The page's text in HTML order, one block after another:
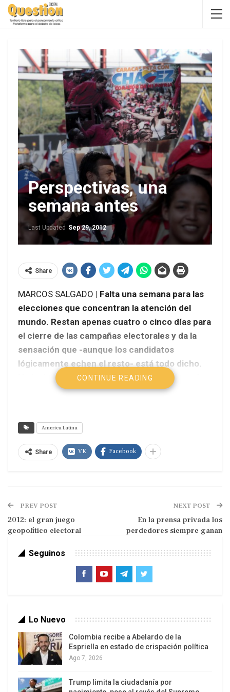
Perspectivas, una
semana antes
Last Updated Sep 29, 2012
Share
MARCOS SALGADO | Falta una semana para las
elecciones que concentran la atención del
mundo. Restan apenas cuatro o cinco días para
el cierre de las campañas electorales y da la
sensación que -aunque los candidatos
lógicamente echen el resto- está todo dicho.
Nada de lo que pueda suceder en términos de
estrategias electorales va a modificar las
avenida Bolívar el domingo, que sin duda será
escenario, el miércoles- que será (a no dudarlo)
una movilización multitudinaria, tal vez al estilo de
la que se vivió previo a la victoria del 2006, la que
colmó la avenida Bolívar y también varias
CONTINUE READING
America Latina
Share VK Facebook
PREV POST
2012: el gran juego
geopolítico electoral
NEXT POST
En la prensa privada los
perdedores siempre ganan
Seguinos
Lo Nuevo
Colombia recibe a Abelardo de la
Espriella en estado de crispación política
Ago 7, 2026
Trump limita la ciudadanía por